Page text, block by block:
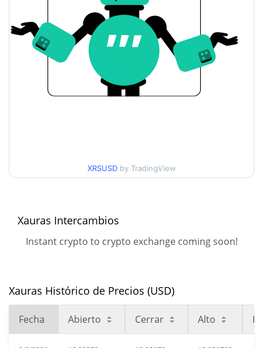
Volumen de ayer
Historial de precios de Xauras
Mínimo/máximo en 7 días
$0,029771187 /
Máximo histórico
$1,91
All Time Low
ene. 4, 2026 (7 months ago)
XRSUSD by TradingView
Xauras Intercambios
Instant crypto to crypto exchange coming soon!
Xauras Histórico de Precios (USD)
Fecha Abierto Cerrar Alto